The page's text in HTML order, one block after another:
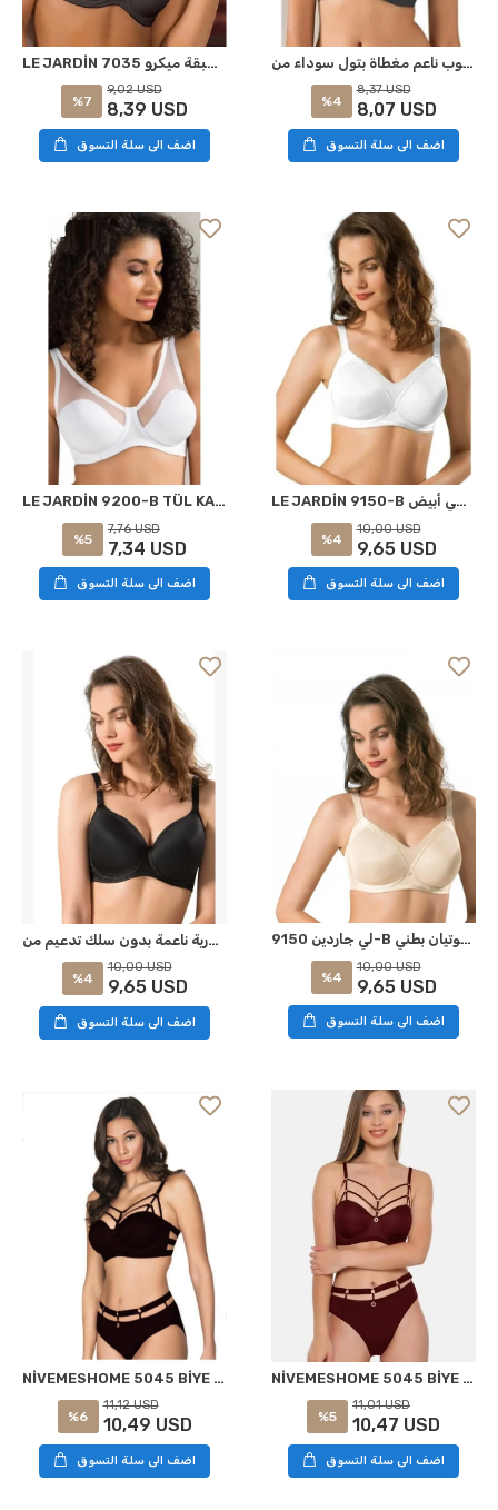
LE JARDİN 7035 حمالة صدر سوداء بطبقة ميكرو
%7
9,02 USD
8,39 USD
اضف الى سلة التسوق
حمالة صدر كوب ناعم مغطاة بتول سوداء من LE JARDİN 9200-B
%4
8,37 USD
8,07 USD
اضف الى سلة التسوق
LE JARDİN 9200-B TÜL KAPLI SOFT CUP SÜTYEN BEYAZ
%5
7,76 USD
7,34 USD
اضف الى سلة التسوق
LE JARDİN 9150-B حمالة صدر ناعمة بدون سلك تجميعي أبيض
%4
10,00 USD
9,65 USD
اضف الى سلة التسوق
صدرية ناعمة بدون سلك تدعيم من LE JARDİN 9150-B سوداء
%4
10,00 USD
9,65 USD
اضف الى سلة التسوق
لي جاردين 9150-B حزامة لاسلكية ناعمة كأس سوتيان بطني
%4
10,00 USD
9,65 USD
اضف الى سلة التسوق
NİVEMESHOME 5045 BİYE ŞERİTLİ HALKALI SÜTYEN TAKIMI SİYAH BDN:95 LE JARDİN
%6
11,12 USD
10,49 USD
اضف الى سلة التسوق
NİVEMESHOME 5045 BİYE ŞERİTLİ HALKALI SÜTYEN TAKIMI BORDO BDN:100 LE JARDİN
%5
11,01 USD
10,47 USD
اضف الى سلة التسوق